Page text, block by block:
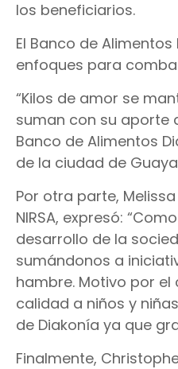
los beneficiarios.
El Banco de
enfoques para
“Kilos de amor se
suman con su aporte
Banco de Alimentos
de la ciudad de
Por otra parte,
NIRSA, expresó:
desarrollo de la
sumándonos a
hambre. Motivo por
calidad a niños y
de Diakonía ya que
Finalmente,